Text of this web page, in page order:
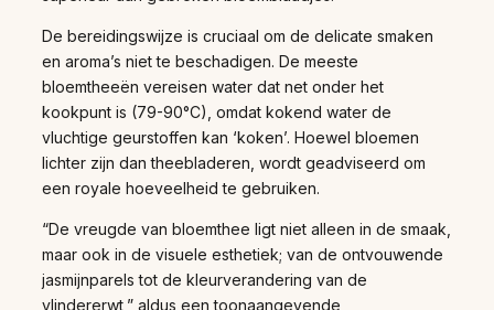
De bereidingswijze is cruciaal om de delicate smaken
en aroma’s niet te beschadigen. De meeste
bloemtheeën vereisen water dat net onder het
kookpunt is (79-90°C), omdat kokend water de
vluchtige geurstoffen kan ‘koken’. Hoewel bloemen
lichter zijn dan theebladeren, wordt geadviseerd om
een royale hoeveelheid te gebruiken.
“De vreugde van bloemthee ligt niet alleen in de smaak,
maar ook in de visuele esthetiek; van de ontvouwende
jasmijnparels tot de kleurverandering van de
vlindererwt,” aldus een toonaangevende